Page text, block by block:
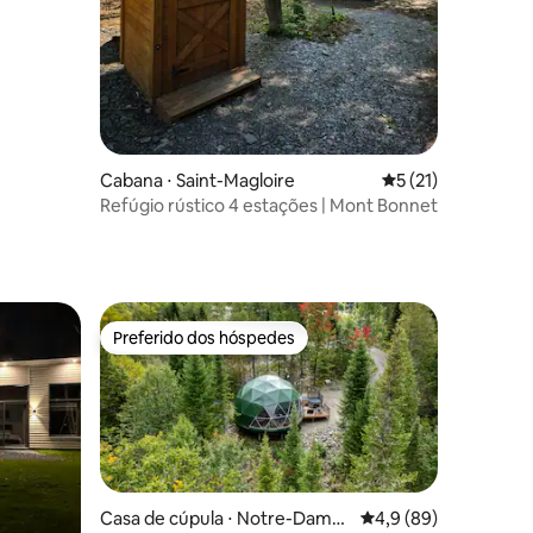
Cabana ⋅ Saint-Magloire 5 de uma
5 (21)
Refúgio rústico 4 estações | Mont Bonnet
hóspedes Preferido dos hóspedes
Preferido dos hóspedes
Casa de cúpula ⋅ Notre-Dame-
4,9 de uma
4,9 (89)